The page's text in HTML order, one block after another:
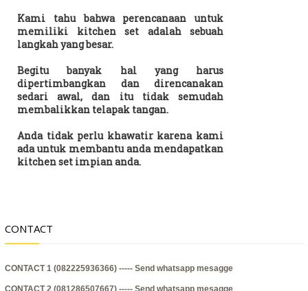
Kami tahu bahwa perencanaan untuk
memiliki kitchen set adalah sebuah
langkah yang besar.
Begitu banyak hal yang harus
dipertimbangkan dan direncanakan
sedari awal, dan itu tidak semudah
membalikkan telapak tangan.
Anda tidak perlu khawatir karena kami
ada untuk membantu anda mendapatkan
kitchen set impian anda.
CONTACT
CONTACT 1 (082225936366) ----- Send whatsapp mesagge
CONTACT 2 (081286507667) ----- Send whatsapp mesagge